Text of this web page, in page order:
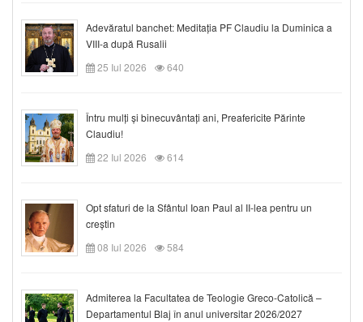
Adevăratul banchet: Meditația PF Claudiu la Duminica a
VIII-a după Rusalii
25 Iul 2026
640
Întru mulți și binecuvântați ani, Preafericite Părinte
Claudiu!
22 Iul 2026
614
Opt sfaturi de la Sfântul Ioan Paul al II-lea pentru un
creștin
08 Iul 2026
584
Admiterea la Facultatea de Teologie Greco-Catolică –
Departamentul Blaj în anul universitar 2026/2027